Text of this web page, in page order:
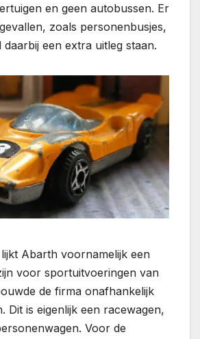
en geen autobussen. Er
zoals personenbusjes,
daarbij een extra uitleg staan.
Abarth voornamelijk een
voor sportuitvoeringen van
de firma onafhankelijk
Dit is eigenlijk een racewagen,
Voor de